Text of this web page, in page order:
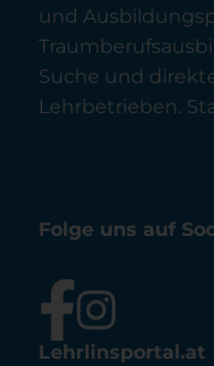
und
Suche und
Lehrbetrieben.
Folge uns auf
Lehrlinsportal.at